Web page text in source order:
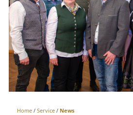
Home / Service / News